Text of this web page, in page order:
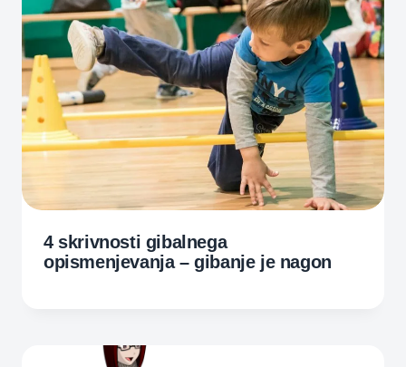
4 skrivnosti gibalnega
opismenjevanja – gibanje je nagon